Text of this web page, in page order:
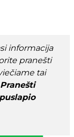
informacija
pranešti
tai